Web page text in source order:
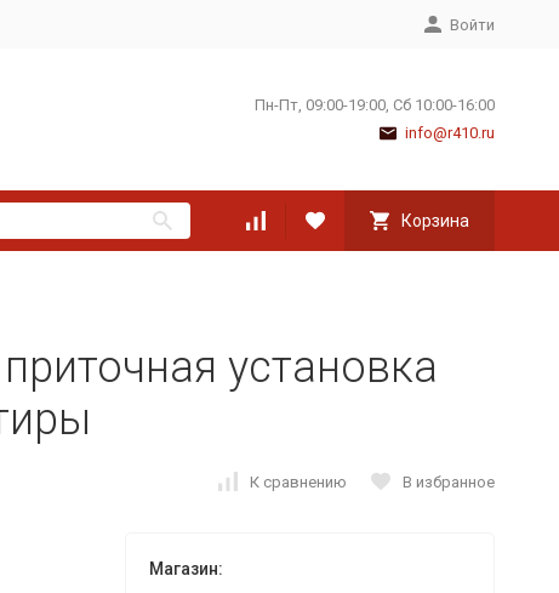
Войти
Пн-Пт, 09:00-19:00, Сб 10:00-16:00
info@r410.ru
Корзина
установка
К сравнению В избранное
Магазин: